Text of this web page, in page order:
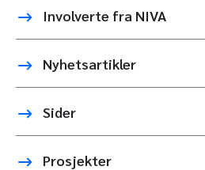
Involverte fra NIVA
Nyhetsartikler
Sider
Prosjekter